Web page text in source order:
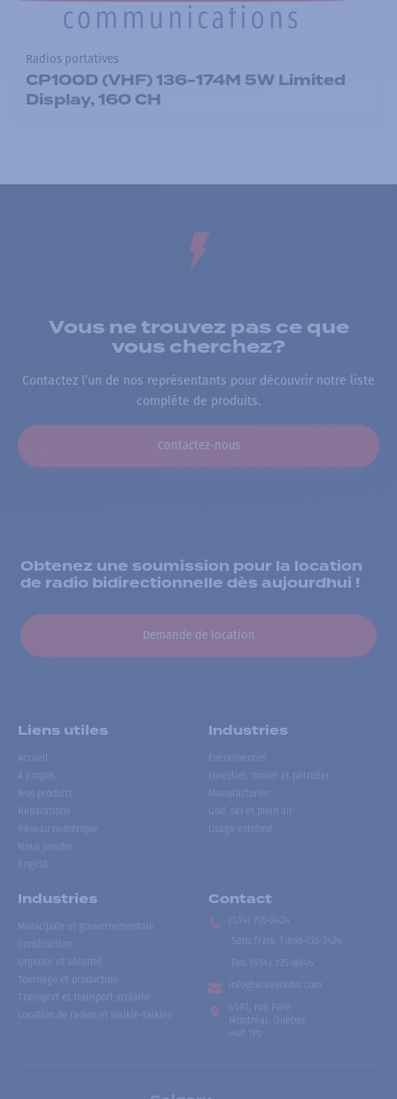
Radios portatives
CP100D (VHF) 136-174M 5W Limited
Display, 160 CH
Vous ne trouvez pas ce que
vous cherchez?
Contactez l’un de nos représentants pour découvrir notre liste
complète de produits.
Contactez-nous
Obtenez une soumission pour la location
de radio bidirectionnelle dès aujourdhui !
Demande de location
Liens utiles
Accueil
À propos
Nos produits
Réparations
Réseau numérique
Nous joindre
English
Industries
Événementiel
Forestier, minier et pétrolier
Manufacturier
Golf, ski et plein air
Usage extrême
Industries
Municipale et gouvernementale
Construction
Urgence et sécurité
Tournage et production
Transport et transport scolaire
Location de radios et walkie-talkies
Contact
(514) 735-2424
Sans frais
1-866-735-2424
Fax:
(514) 735-8046
info@accesradio.com
5591, rue Paré
Montréal, Québec
H4P 1P7